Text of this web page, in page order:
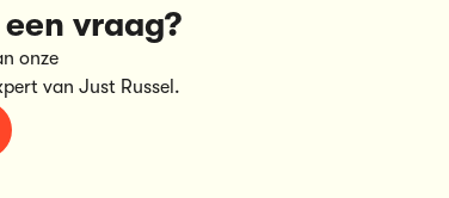
vraag?
onze
van Just Russel.